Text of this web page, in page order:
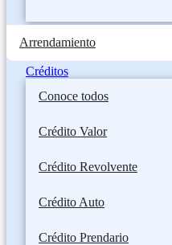
Arrendamiento
Créditos
Conoce todos
Crédito Valor
Crédito Revolvente
Crédito Auto
Crédito Prendario